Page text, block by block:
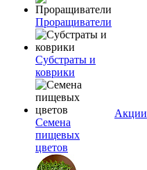
Проращиватели
Субстраты и
коврики
Семена
пищевых
цветов
Акции